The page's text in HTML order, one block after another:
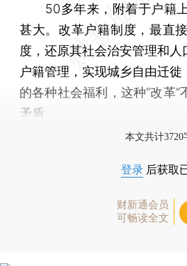
50多年来，附着于户籍上
甚大。改革户籍制度，最直
度，还原其社会治安管理和
户籍管理，实现城乡自由迁
的各种社会福利，这种“改革
矛盾。
本文共计
登录 后获取
财新通会员
可畅读全文